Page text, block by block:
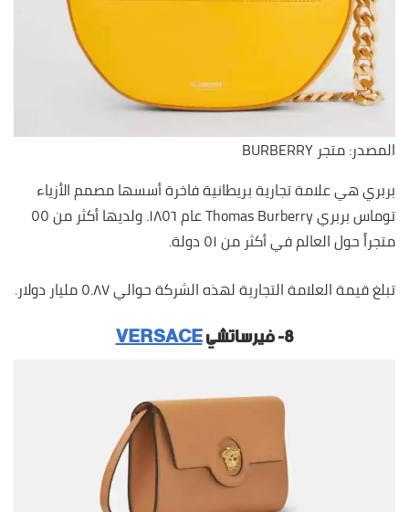
المصدر: متجر BURBERRY
بربري هي علامة تجارية بريطانية فاخرة أسسها مصمم الأزياء
توماس بربري Thomas Burberry عام ١٨٥٦. ولديها أكثر من ٥٥
متجراً حول العالم في أكثر من ٥١ دولة.
تبلغ قيمة العلامة التجارية لهذه الشركة حوالي ٥.٨٧ مليار دولار.
٨- فيرساتشي VERSACE